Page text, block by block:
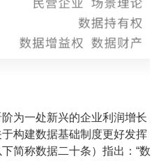
为一处新兴的企业利润增长
构建数据基础制度更好发挥
简称数据二十条）指出：“数